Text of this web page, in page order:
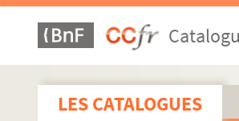
LES CATALOGUES